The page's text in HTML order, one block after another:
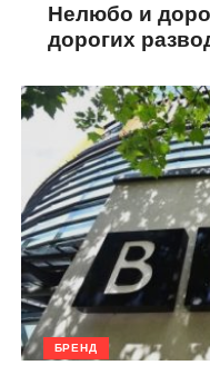
Нелюбо и
дорогих
БРЕНД